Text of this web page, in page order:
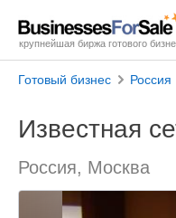
крупнейшая биржа готового
Готовый бизнес Россия
Известная
Россия, Москва